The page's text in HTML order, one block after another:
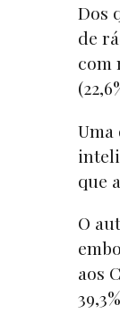
Dos
de
com
Uma
que
O
aos